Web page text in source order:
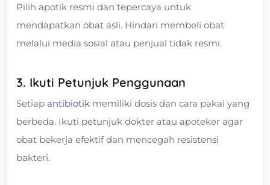
Pilih apotik resmi dan tepercaya untuk
mendapatkan obat asli. Hindari membeli obat
melalui media sosial atau penjual tidak resmi.
3. Ikuti Petunjuk Penggunaan
Setiap antibiotik memiliki dosis dan cara pakai yang
berbeda. Ikuti petunjuk dokter atau apoteker agar
obat bekerja efektif dan mencegah resistensi
bakteri.